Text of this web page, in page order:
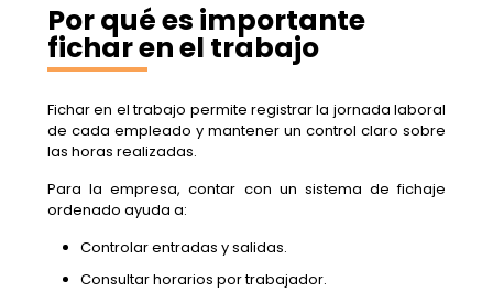
Por qué es importante
fichar en el trabajo
Fichar en el trabajo permite registrar la jornada laboral
de cada empleado y mantener un control claro sobre
las horas realizadas.
Para la empresa, contar con un sistema de fichaje
ordenado ayuda a:
Controlar entradas y salidas.
Consultar horarios por trabajador.